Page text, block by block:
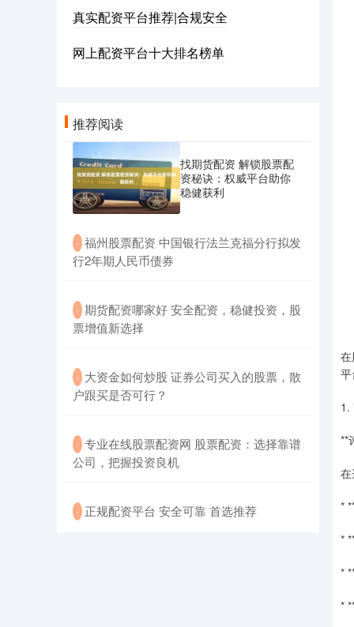
平
1.
**
*
*
*
*
真实配资平台推荐|合规安全
网上配资平台十大排名榜单
推荐阅读
找期货配资 解锁股票配
资秘诀：权威平台助你
稳健获利
· ​福州股票配资 中国银行法兰克福分行拟发
行2年期人民币债券
· ​期货配资哪家好 安全配资，稳健投资，股
票增值新选择
· ​大资金如何炒股 证券公司买入的股票，散
户跟买是否可行？
· ​专业在线股票配资网 股票配资：选择靠谱
公司，把握投资良机
· ​正规配资平台 安全可靠 首选推荐